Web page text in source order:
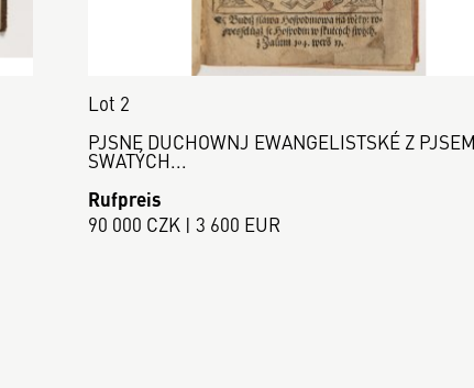
Lot 2
PJSNE DUCHOWNJ EWANGELISTSKÉ Z PJSEM
SWATÝCH...
Rufpreis
90 000 CZK | 3 600 EUR